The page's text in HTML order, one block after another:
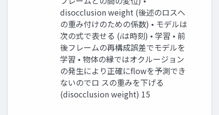
disocclusion weight (後述のロスへ
の重み付けのための係数) • モデルは
次の式で表せる (𝑖は時刻) • 学習 • 前
後フレームの再構成誤差でモデルを
学習 • 物体の縁ではオクルージョン
の発生により正確にflowを予測でき
ないのでロ スの重みを下げる
(disocclusion weight) 15